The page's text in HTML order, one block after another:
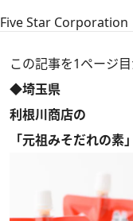
Five Star Corporation
この記事を1ページ
◆埼玉県
利根川商店の
「元祖みそだれの素」